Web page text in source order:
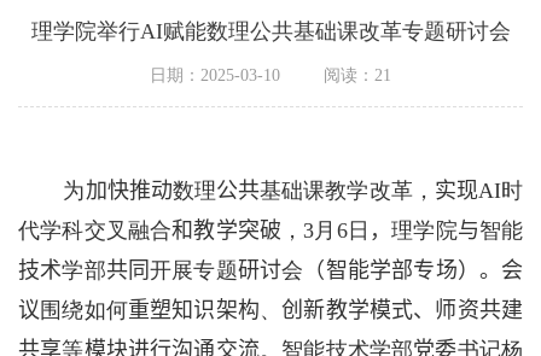
理学院举行AI赋能数理公共基础课改革专题研讨会
日期：2025-03-10 阅读： 21
为加快推动数理公共基础课教学改革， 实现AI时
代学科交叉融合和教学突破 ，3月 6日 ，理学院与智能
技术学部共同开展专题研讨会 （ 智能学部专场）。 会
议 围绕如何重塑知识架构、创新教学模式、师资共建
共享等模块进行沟通交流。智能技术学部党委书记杨